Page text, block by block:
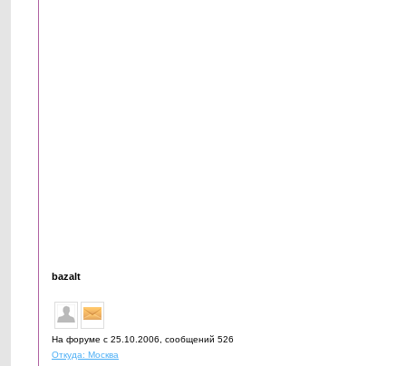
bazalt
На форуме с 25.10.2006, cообщений 526
Откуда: Москва